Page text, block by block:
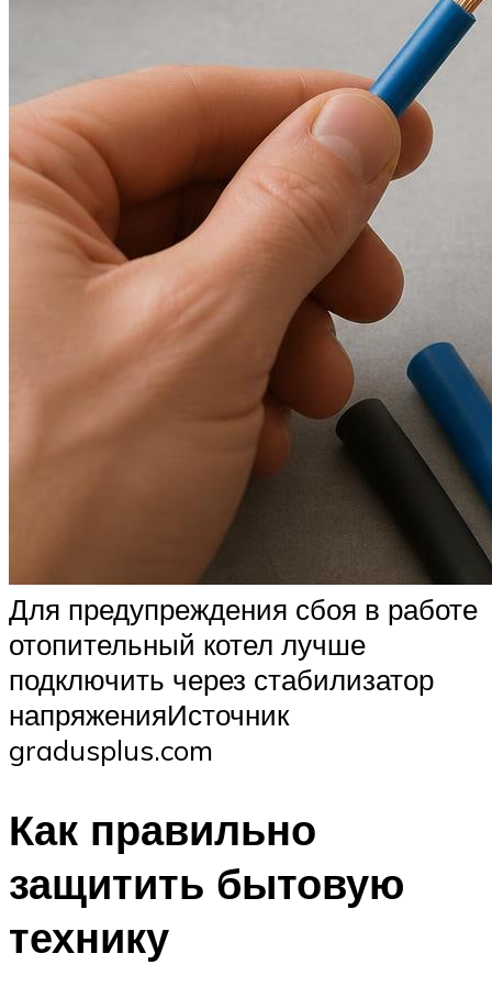
Для предупреждения сбоя в работе
отопительный котел лучше
подключить через стабилизатор
напряженияИсточник
gradusplus.com
Как правильно
защитить бытовую
технику